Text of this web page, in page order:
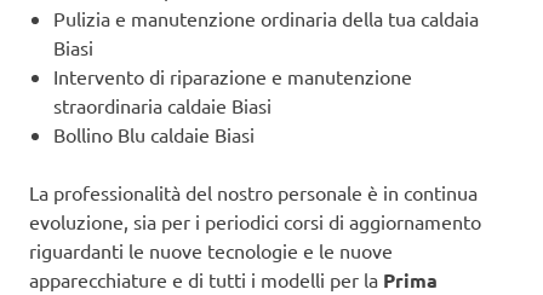
Pulizia e manutenzione ordinaria della tua caldaia
Biasi
Intervento di riparazione e manutenzione
straordinaria caldaie Biasi
Bollino Blu caldaie Biasi
La professionalità del nostro personale è in continua
evoluzione, sia per i periodici corsi di aggiornamento
riguardanti le nuove tecnologie e le nuove
apparecchiature e di tutti i modelli per la Prima